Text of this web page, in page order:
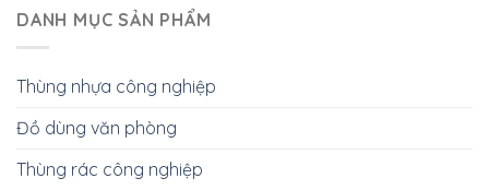
DANH MỤC SẢN PHẨM
Thùng nhựa công nghiệp
Đồ dùng văn phòng
Thùng rác công nghiệp